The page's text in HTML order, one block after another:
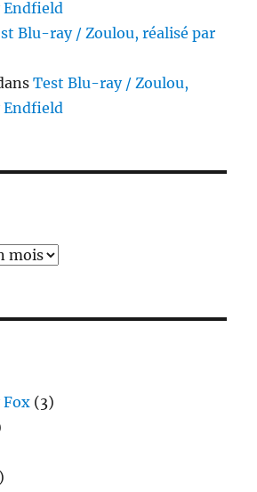
Endfield
Blu-ray / Zoulou, réalisé par
Test Blu-ray / Zoulou,
Endfield
Fox (3)